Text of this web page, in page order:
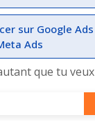
sur Google Ads
Ads
que tu veux